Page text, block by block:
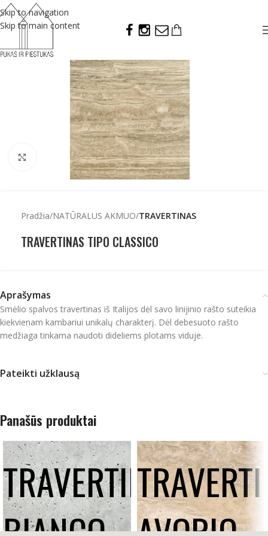
Skip to navigation
Skip to main content
Click to enlarge
Pradžia NATŪRALUS AKMUO TRAVERTINAS
TRAVERTINAS TIPO CLASSICO
Aprašymas
Smėlio spalvos travertinas iš Italijos dėl savo linijinio rašto suteikia
kiekvienam kambariui unikalų charakterį. Dėl debesuoto rašto
medžiaga tinkama naudoti dideliems plotams viduje.
Pateikti užklausą
Panašūs produktai
TRAVERTINAS